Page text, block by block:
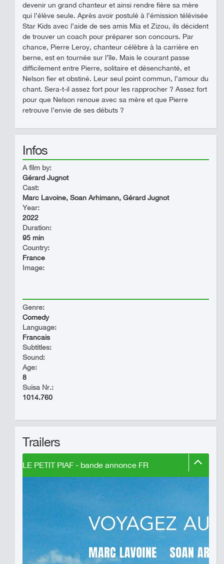
devenir un grand chanteur et ainsi rendre fière sa mère
qui l’élève seule. Après avoir postulé à l’émission télévisée
Star Kids avec l’aide de ses amis Mia et Zizou, ils décident
de trouver un coach pour préparer son concours. Par
chance, Pierre Leroy, chanteur célèbre à la carrière en
berne, est en tournée sur l’île. Mais le courant passe
difficilement entre Pierre, solitaire et désenchanté, et
Nelson fier et obstiné. Leur seul point commun, l’amour du
chant. Sera-t-il assez fort pour les rapprocher ? Assez fort
pour que Nelson renoue avec sa mère et que Pierre
retrouve l’envie de ses débuts ?
Infos
A film by:
Gérard Jugnot
Cast:
Marc Lavoine, Soan Arhimann, Gérard Jugnot
Year:
2022
Duration:
95 min
Country:
France
Image:
Genre:
Comedy
Language:
Francais
Subtitles:
Sound:
Age:
8
Suisa Nr.:
1014.760
Trailers
LE PETIT PIAF - bande annonce FR